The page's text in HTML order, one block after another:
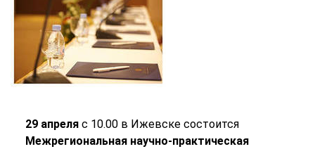
29 апреляс 10.00 в Ижевске состоится
Межрегиональная научно-практическая